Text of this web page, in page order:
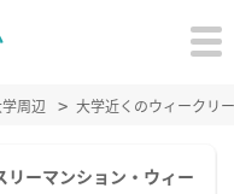
周辺 大学近くのウィークリ
ーマンション・ウィー